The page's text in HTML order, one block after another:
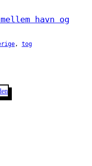
havn og
, tog